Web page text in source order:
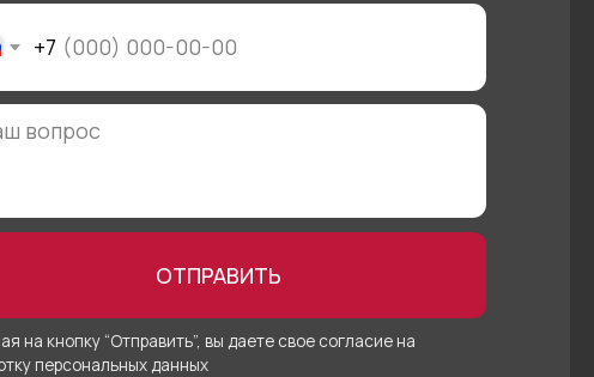
+7 4912 50 40 50